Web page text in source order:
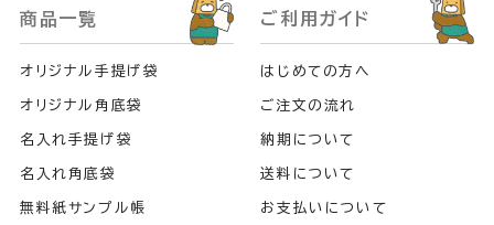
商品一覧
オリジナル手提げ袋
オリジナル角底袋
名入れ手提げ袋
名入れ角底袋
無料紙サンプル帳
ご利用ガイド
はじめての方へ
ご注文の流れ
納期について
送料について
お支払いについて